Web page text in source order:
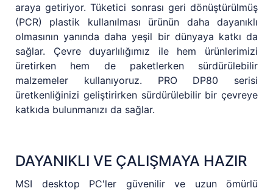
araya getiriyor. Tüketici sonrası geri dönüştürülmüş
(PCR) plastik kullanılması ürünün daha dayanıklı
olmasının yanında daha yeşil bir dünyaya katkı da
sağlar. Çevre duyarlılığımız ile hem ürünlerimizi
üretirken hem de paketlerken sürdürülebilir
malzemeler kullanıyoruz. PRO DP80 serisi
üretkenliğinizi geliştirirken sürdürülebilir bir çevreye
katkıda bulunmanızı da sağlar.
DAYANIKLI VE ÇALIŞMAYA HAZIR
MSI desktop PC'ler güvenilir ve uzun ömürlü